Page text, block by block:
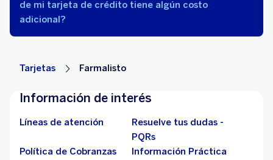
de mi tarjeta de crédito tiene algún costo
adicional?
Tarjetas Farmalisto
Información de interés
Líneas de atención
Resuelve tus dudas -
PQRs
Política de Cobranzas
Información Práctica